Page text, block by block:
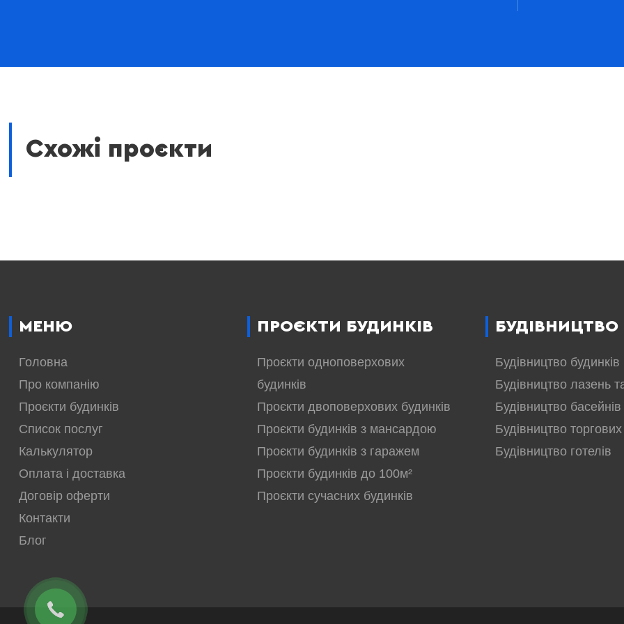
Схожі проєкти
МЕНЮ
Головна
Про компанію
Проєкти будинків
Список послуг
Калькулятор
Оплата і доставка
Договір оферти
Контакти
Блог
ПРОЄКТИ БУДИНКІВ
Проєкти одноповерхових
будинків
Проєкти двоповерхових будинків
Проєкти будинків з мансардою
Проєкти будинків з гаражем
Проєкти будинків до 100м²
Проєкти сучасних будинків
БУДІВНИЦТВО
Будівництво будинків
Будівництво лазень
Будівництво басейнів
Будівництво торгових
Будівництво готелів